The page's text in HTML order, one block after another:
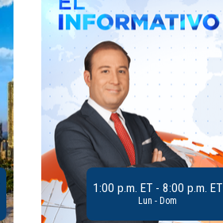
1:00 p.m. ET - 8:00 p.m. ET
Lun - Dom